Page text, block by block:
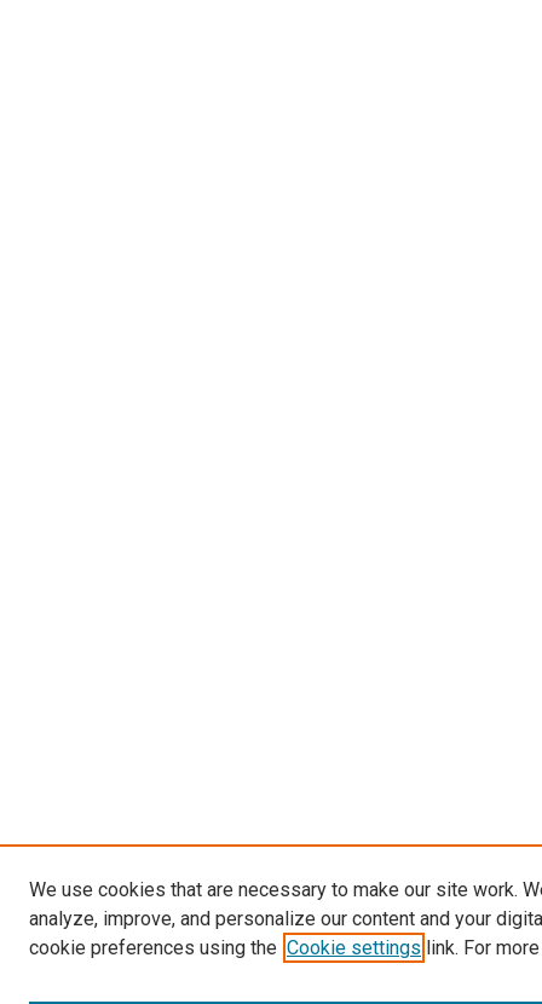
We use cookies that are necessary to make our site work.
analyze, improve, and personalize our content and your
cookie preferences using the Cookie settings link. For